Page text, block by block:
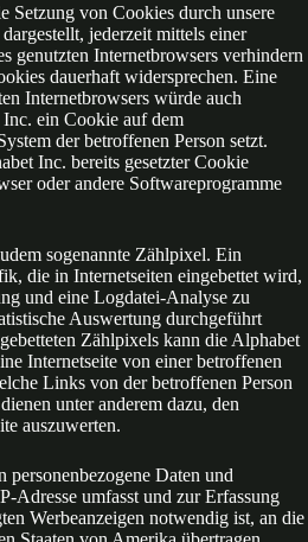
Setzung von Cookies durch unsere
jederzeit mittels einer
genutzten Internetbrowsers verhindern
dauerhaft widersprechen. Eine
Internetbrowsers würde auch
ein Cookie auf dem
der betroffenen Person setzt.
Inc. bereits gesetzter Cookie
oder andere Softwareprogramme
sogenannte Zählpixel. Ein
die in Internetseiten eingebettet wird,
und eine Logdatei-Analyse zu
Auswertung durchgeführt
Zählpixels kann die Alphabet
Internetseite von einer betroffenen
Links von der betroffenen Person
unter anderem dazu, den
auszuwerten.
Daten und
Adresse umfasst und zur Erfassung
Werbeanzeigen notwendig ist, an die